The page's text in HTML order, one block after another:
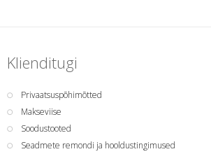
Klienditugi
Privaatsuspõhimõtted
Makseviise
Soodustooted
Seadmete remondi ja hooldustingimused